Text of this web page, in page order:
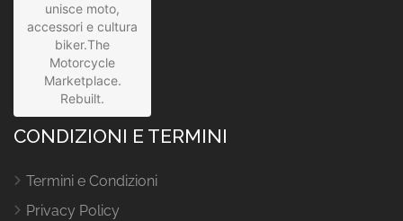
unisce moto,
accessori e cultura
biker.The
Motorcycle
Marketplace.
Rebuilt.
CONDIZIONI E TERMINI
Termini e Condizioni
Privacy Policy